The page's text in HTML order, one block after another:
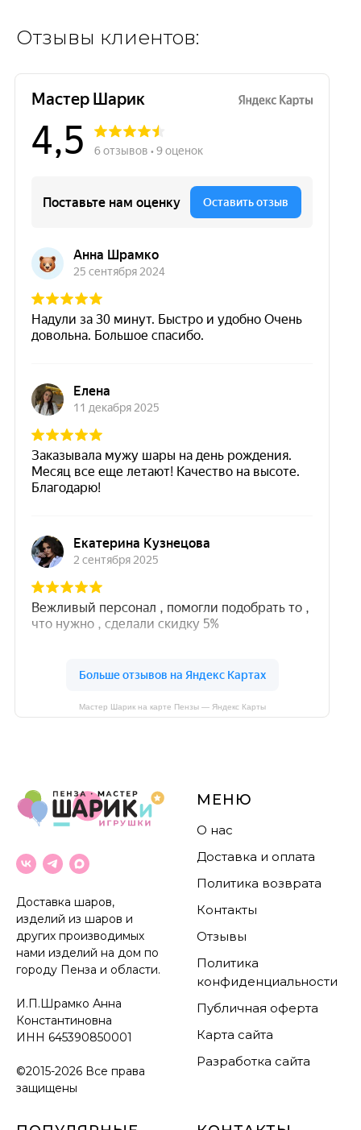
Отзывы клиентов:
Мастер Шарик на карте Пензы — Яндекс Карты
Доставка шаров,
изделий из шаров и
других производимых
нами изделий на дом по
городу Пенза и области.
И.П.Шрамко Анна
Константиновна
ИНН 645390850001
©2015-2026 Все права
защищены
МЕНЮ
О нас
Доставка и оплата
Политика возврата
Контакты
Отзывы
Политика
конфиденциальности
Публичная оферта
Карта сайта
Разработка сайта